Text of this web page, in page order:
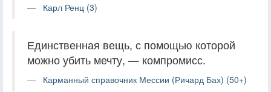
Карл Ренц (3)
Единственная вещь, с помощью которой
можно убить мечту, — компромисс.
Карманный справочник Мессии (Ричард Бах) (50+)